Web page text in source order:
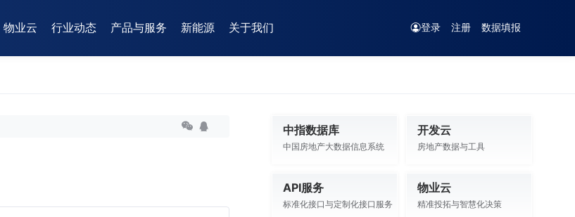
物业云 行业动态 产品与服务 新能源 关于我们 登录 注册 数据填报
中指数据库
中国房地产大数据信息系统
开发云
房地产数据与工具
API服务
标准化接口与定制化接口服务
物业云
精准投拓与智慧化决策